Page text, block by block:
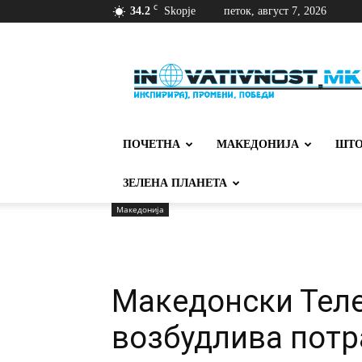
34.2 C Skopje петок, август 7, 2026
ПОЧЕТНА МАКЕДОНИЈА ШТО
ЗЕЛЕНА ПЛАНЕТА
Македонија
Македoнски
возбудлива